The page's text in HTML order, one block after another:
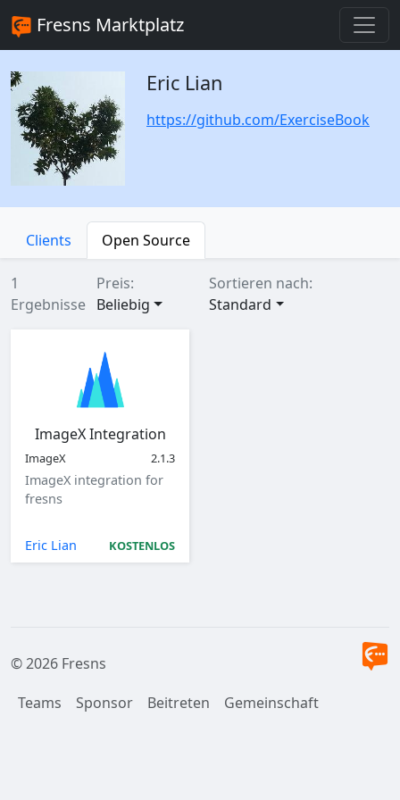
Fresns Marktplatz
Eric Lian
https://github.com/ExerciseBook
Clients Open Source
1
Ergebnisse
Preis:
Beliebig
Sortieren nach:
Standard
ImageX Integration
ImageX 2.1.3
ImageX integration for
fresns
Eric Lian KOSTENLOS
© 2026 Fresns
Teams
Sponsor Beitreten Gemeinschaft